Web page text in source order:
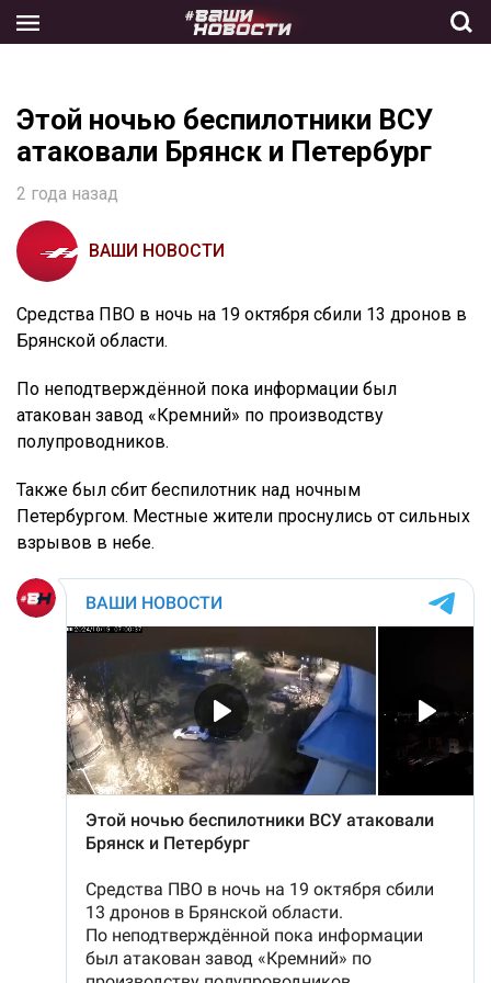
the
Этой ночью беспилотники ВСУ
атаковали Брянск и Петербург
2 года назад
ВАШИ НОВОСТИ
Средства ПВО в ночь на 19 октября сбили 13 дронов в
Брянской области.
По неподтверждённой пока информации был
атакован завод «Кремний» по производству
полупроводников.
Также был сбит беспилотник над ночным
Петербургом. Местные жители проснулись от сильных
взрывов в небе.